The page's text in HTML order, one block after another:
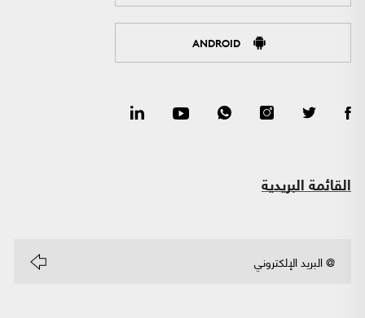
ANDROID
القائمة البريدية